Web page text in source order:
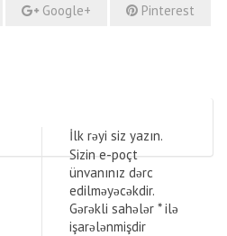
Google+ Pinterest
İlk rəyi siz yazın.
Sizin e-poçt
ünvanınız dərc
edilməyəcəkdir.
Gərəkli sahələr *ilə
işarələnmişdir